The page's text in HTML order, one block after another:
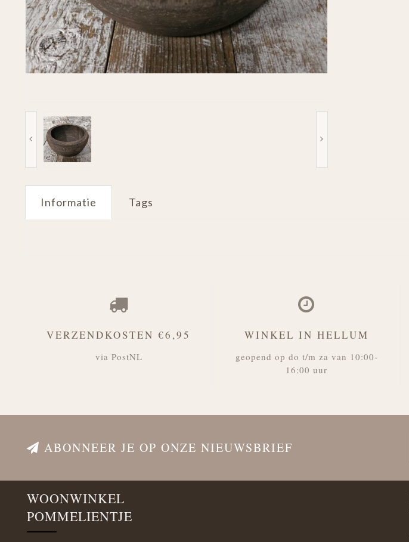
Informatie Tags
VERZENDKOSTEN €6,95
via PostNL
WINKEL IN HELLUM
geopend op do t/m za van 10:00-
16:00 uur
ABONNEER JE OP ONZE NIEUWSBRIEF
WOONWINKEL
POMMELIENTJE